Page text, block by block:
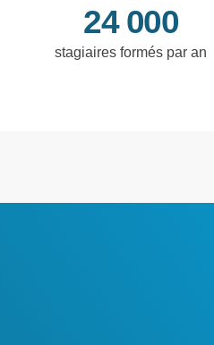
24 000
stagiaires formés par an